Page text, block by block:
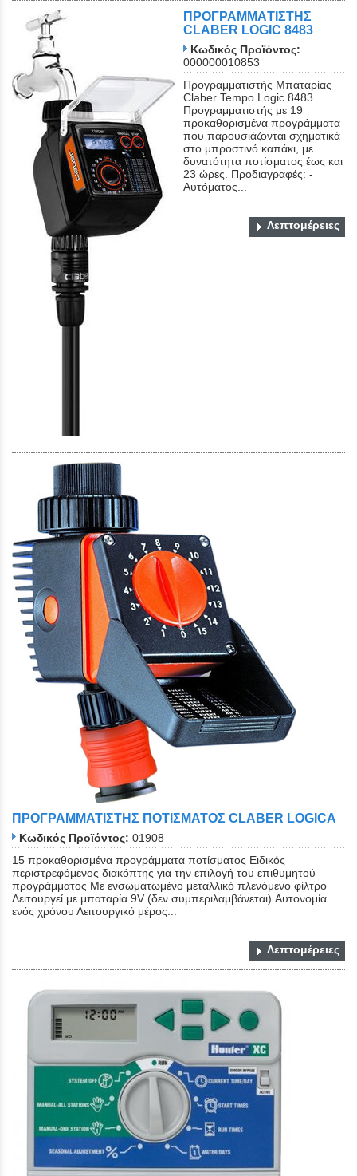
ΠΡΟΓΡΑΜΜAΤΙΣΤΗΣ
CLABER LOGIC 8483
Κωδικός Προϊόντος:
000000010853
Προγραμματιστής Μπαταρίας
Claber Tempo Logic 8483
Προγραμματιστής με 19
προκαθορισμένα προγράμματα
που παρουσιάζονται σχηματικά
στο μπροστινό καπάκι, με
δυνατότητα ποτίσματος έως και
23 ώρες. Προδιαγραφές: -
Αυτόματος...
Λεπτομέρειες
ΠΡΟΓΡΑΜΜΑΤΙΣΤΗΣ ΠΟΤΙΣΜΑΤΟΣ CLABER LOGICA
Κωδικός Προϊόντος: 01908
15 προκαθορισμένα προγράμματα ποτίσματος Ειδικός
περιστρεφόμενος διακόπτης για την επιλογή του επιθυμητού
προγράμματος Με ενσωματωμένο μεταλλικό πλενόμενο φίλτρο
Λειτουργεί με μπαταρία 9V (δεν συμπεριλαμβάνεται) Αυτονομία
ενός χρόνου Λειτουργικό μέρος...
Λεπτομέρειες